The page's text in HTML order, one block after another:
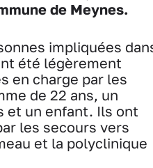
de Meynes.
impliquées
été légèrement
en charge par les
de 22 ans, un
et un enfant. Ils ont
les secours vers
et la polyclinique